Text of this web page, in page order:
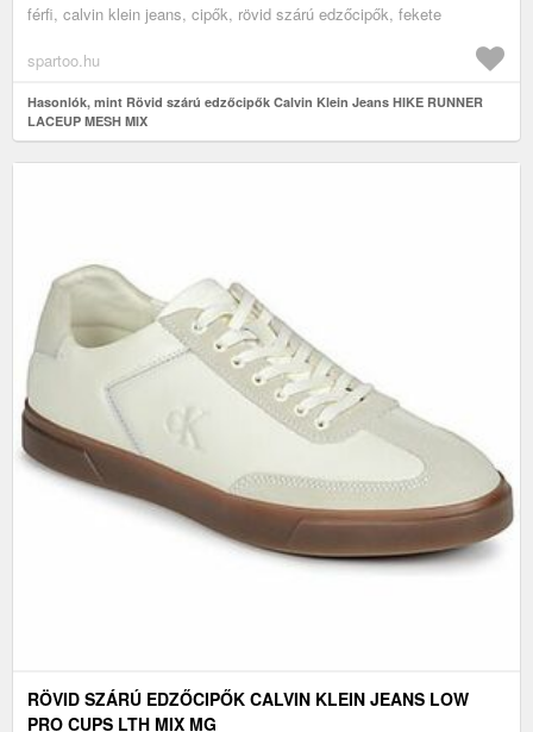
férfi, calvin klein jeans, cipők, rövid szárú edzőcipők, fekete
spartoo.hu
Hasonlók, mint Rövid szárú edzőcipők Calvin Klein Jeans HIKE RUNNER
LACEUP MESH MIX
RÖVID SZÁRÚ EDZŐCIPŐK CALVIN KLEIN JEANS LOW
PRO CUPS LTH MIX MG